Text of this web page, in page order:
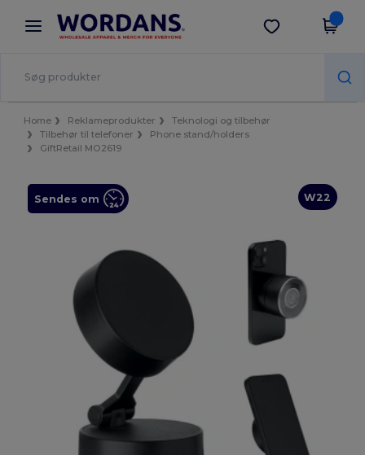
× Wordans-app
Bedre priser i appen!
Hent app
Home Reklameprodukter
Teknologi og tilbehør
Tilbehør til telefoner
Phone stand/holders
GiftRetail MO2619
W22
Sendes om